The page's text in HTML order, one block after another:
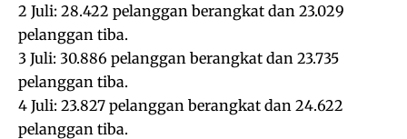
2 Juli: 28.422 pelanggan berangkat dan 23.029
pelanggan tiba.
3 Juli: 30.886 pelanggan berangkat dan 23.735
pelanggan tiba.
4 Juli: 23.827 pelanggan berangkat dan 24.622
pelanggan tiba.